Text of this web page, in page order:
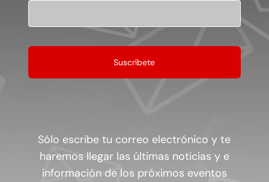
Sólo escribe tu correo electrónico y te
haremos llegar las últimas noticias y e
información de los próximos eventos